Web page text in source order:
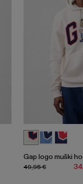
Gap logo muški
49,95 €